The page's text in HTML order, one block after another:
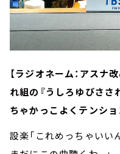
【ラジオネーム：アスナ
れ組の『うしろゆびささ
ちゃかっこよくテンショ
設楽「これめっちゃいい